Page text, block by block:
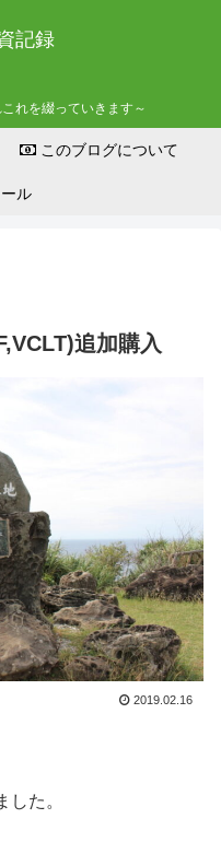
記録
れを綴っていきます～
このブログについて
ル
追加購入
2019.02.16
た。